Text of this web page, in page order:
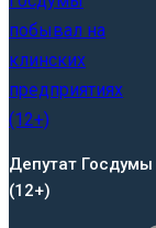
Депутат
(12+)